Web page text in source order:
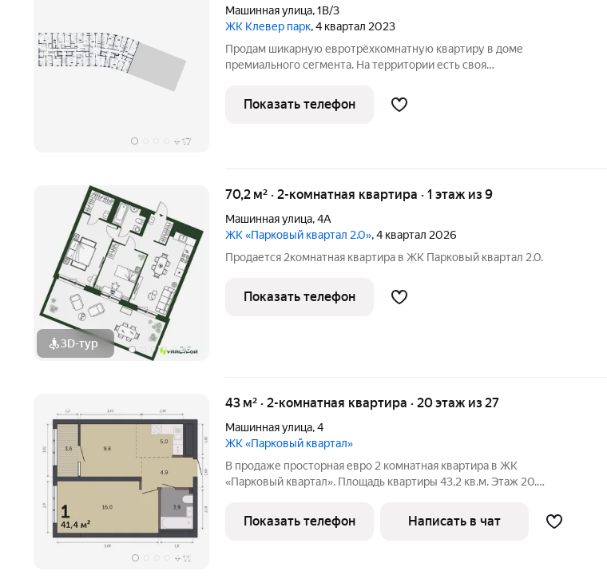
+ 17
Машинная улица,1В/3
ЖК Клевер парк, 4 квартал 2023
Продам шикарную евротрёхкомнатную квартиру в доме
премиального сегмента. На территории есть своя
магазинов, фитнес клуб, детский развлекательный центр, зимняя
и очень тёплая детская площадка.
Показать телефон
3D-тур +26
70,2 м² · 2-комнатная квартира · 1 этаж из 9
Машинная улица,4А
ЖК «Парковый квартал 2.0», 4 квартал 2026
Продается 2комнатная квартира в ЖК Парковый квартал 2.0.
Показать телефон
+ 11
43 м² · 2-комнатная квартира · 20 этаж из 27
Машинная улица,4
ЖК «Парковый квартал»
В продаже просторная евро 2 комнатная квартира в ЖК
«Парковый квартал». Площадь квартиры 43,2 кв.м. Этаж 20.
(23.3 кв.м), санузел (3.9 кв.м) и спальня (16 кв.м). Качественная
Дизайнерская
Показать телефон Написать в чат